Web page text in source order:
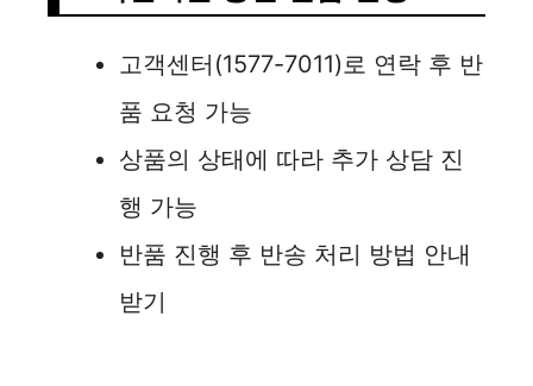
고객센터(1577-7011)로 연락 후 반
품 요청 가능
상품의 상태에 따라 추가 상담 진
행 가능
반품 진행 후 반송 처리 방법 안내
받기